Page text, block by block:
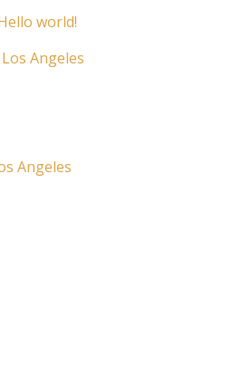
world!
Angeles
Angeles